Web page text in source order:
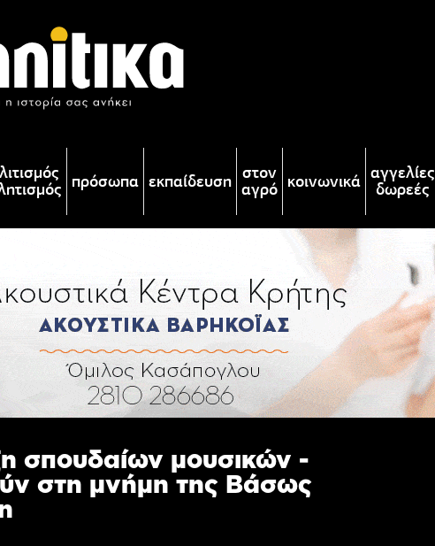
πρόσωπα εκπαίδευση στον
αγρό κοινωνικά αγγελίες
δωρεές
σπουδαίων μουσικών -
στη μνήμη της Βάσως